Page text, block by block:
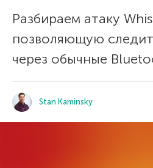
Разбираем атаку
позволяющую
через обычные
Stan Kaminsky